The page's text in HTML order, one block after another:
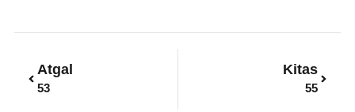
Atgal
53
Kitas
55